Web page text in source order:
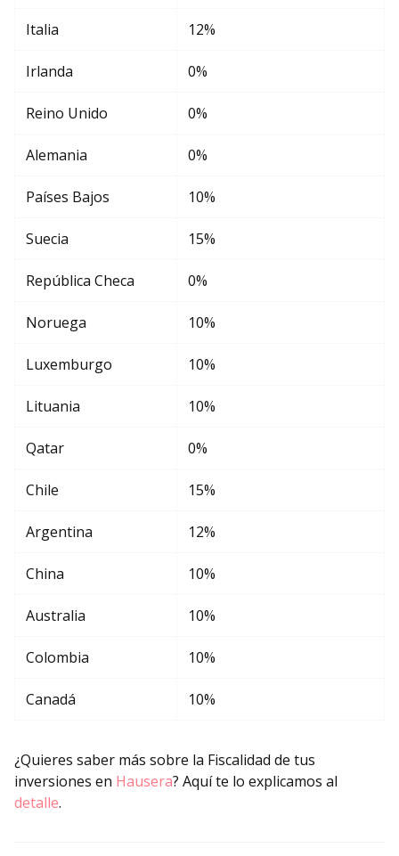
Italia 12%
Irlanda 0%
Reino Unido 0%
Alemania 0%
Países Bajos 10%
Suecia 15%
República Checa 0%
Noruega 10%
Luxemburgo 10%
Lituania 10%
Qatar 0%
Chile 15%
Argentina 12%
China 10%
Australia 10%
Colombia 10%
Canadá 10%
¿Quieres saber más sobre la Fiscalidad de tus
inversiones en Hausera? Aquí te lo explicamos al
detalle.